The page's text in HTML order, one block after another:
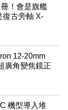
！會是旗艦
復古旁軸 X-
12-20mm
廣角變焦鏡正
機型導入堆